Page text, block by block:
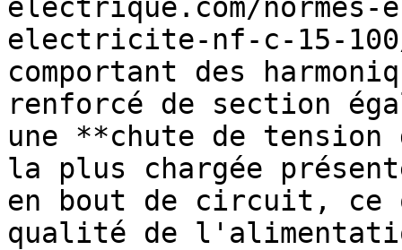
electrique.com/normes-
electricite-nf-c-15-
comportant des
renforcé de section
une **chute de
la plus chargée
en bout de circuit,
qualité de